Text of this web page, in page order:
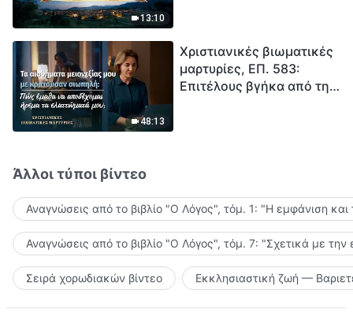
13:10
48:13
Χριστιανικές βιωματικές
μαρτυρίες, ΕΠ. 583:
Επιτέλους βγήκα από τη
Άλλοι τύποι βίντεο
Αναγνώσεις από το βιβλίο "Ο Λόγος", τόμ. 1: "Η εμφάνιση
Αναγνώσεις από το βιβλίο "Ο Λόγος", τόμ. 7: "Σχετικά με την
Σειρά χορωδιακών βίντεο Εκκλησιαστική ζωή —